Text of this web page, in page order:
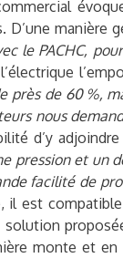
manière
le PACHC,
de 60 %,
nous
d’y
pression et un
facilité de
est
monte et en